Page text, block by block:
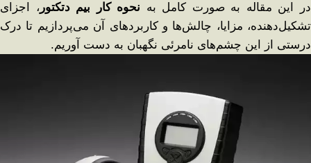
در این مقاله به صورت کامل به نحوه کار بیم دتکتور ، اجزای
تشکیل‌دهنده، مزایا، چالش‌ها و کاربردهای آن می‌پردازیم تا درک
درستی از این چشم‌های نامرئی نگهبان به دست آوریم.